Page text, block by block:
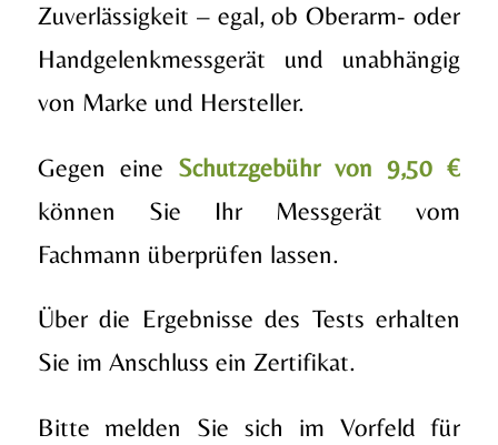
Zuverlässigkeit – egal, ob Oberarm- oder
Handgelenkmessgerät und unabhängig
von Marke und Hersteller.
Gegen eine Schutzgebühr von 9,50 €
können Sie Ihr Messgerät vom
Fachmann überprüfen lassen.
Über die Ergebnisse des Tests erhalten
Sie im Anschluss ein Zertifikat.
Bitte melden Sie sich im Vorfeld für